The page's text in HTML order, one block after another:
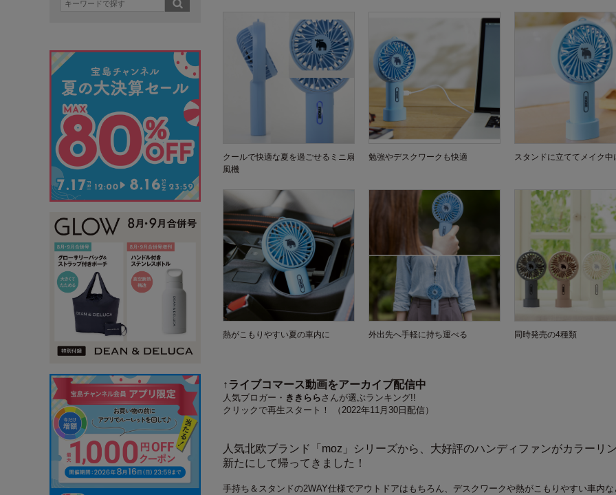
クールで快適な夏を過ごせるミニ扇
風機
勉強やデスクワークも快適 スタンドに立ててメイク中
熱がこもりやすい夏の車内に 外出先へ手軽に持ち運べる 同時発売の4種類
↑ライブコマース動画をアーカイブ配信中
人気ブロガー・ ききららさんが選ぶランキング!!
クリックで再生スタート！ （2022年11月30日配信）
人気北欧ブランド「moz」シリーズから、大好評のハンディファンがカラーリ
新たにして帰ってきました！
手持ち＆スタンドの2WAY仕様でアウトドアはもちろん、デスクワークや熱がこもりやすい車内